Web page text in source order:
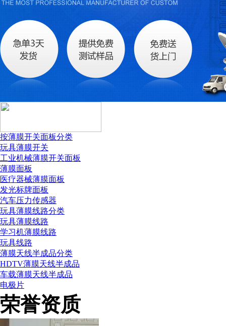
按薄膜开关面板分类
玩具薄膜开关
工业机械薄膜开关面板
薄膜面板
医疗器械薄膜面板
发光标牌面板
汽车压力传感器
玩具薄膜线路分类
玩具薄膜线路
学习机薄膜线路
玩具线路
薄膜天线半成品分类
HDTV薄膜天线半成品
车载薄膜天线半成品
电极片
荣誉资质
组织机构代码证
国税务登记证